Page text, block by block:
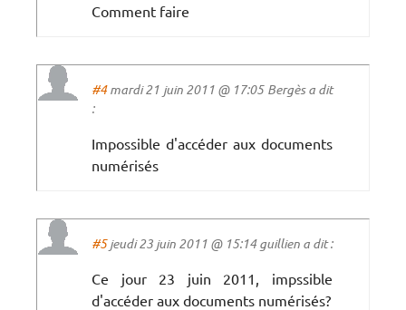
Comment faire
#4mardi 21 juin 2011 @ 17:05 Bergès a dit
:
Impossible d'accéder aux documents
numérisés
#5jeudi 23 juin 2011 @ 15:14 guillien a dit :
Ce jour 23 juin 2011, impssible
d'accéder aux documents numérisés?